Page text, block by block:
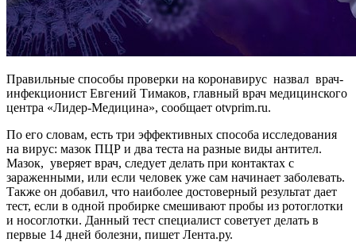
Правильные способы проверки на коронавирус назвал врач-
инфекционист Евгений Тимаков, главный врач медицинского
центра «Лидер-Медицина», сообщает otvprim.ru.
По его словам, есть три эффективных способа исследования
на вирус: мазок ПЦР и два теста на разные виды антител.
Мазок, уверяет врач, следует делать при контактах с
зараженными, или если человек уже сам начинает заболевать.
Также он добавил, что наиболее достоверный результат дает
тест, если в одной пробирке смешивают пробы из ротоглотки
и носоглотки. Данный тест специалист советует делать в
первые 14 дней болезни, пишет Лента.ру.